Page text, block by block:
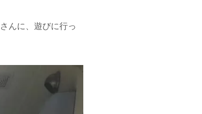
さんに、遊びに行っ